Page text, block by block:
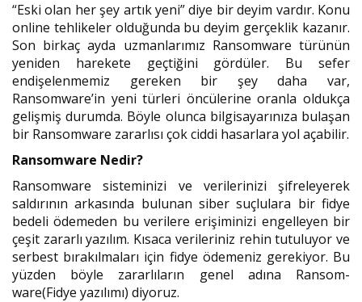
“Eski olan her şey artık yeni” diye bir deyim vardır. Konu
online tehlikeler olduğunda bu deyim gerçeklik kazanır.
Son birkaç ayda uzmanlarımız Ransomware türünün
yeniden harekete geçtiğini gördüler. Bu sefer
endişelenmemiz gereken bir şey daha var,
Ransomware’in yeni türleri öncülerine oranla oldukça
gelişmiş durumda. Böyle olunca bilgisayarınıza bulaşan
bir Ransomware zararlısı çok ciddi hasarlara yol açabilir.
Ransomware Nedir?
Ransomware sisteminizi ve verilerinizi şifreleyerek
saldırının arkasında bulunan siber suçlulara bir fidye
bedeli ödemeden bu verilere erişiminizi engelleyen bir
çeşit zararlı yazılım. Kısaca verileriniz rehin tutuluyor ve
serbest bırakılmaları için fidye ödemeniz gerekiyor. Bu
yüzden böyle zararlıların genel adına Ransom-
ware(Fidye yazılımı) diyoruz.